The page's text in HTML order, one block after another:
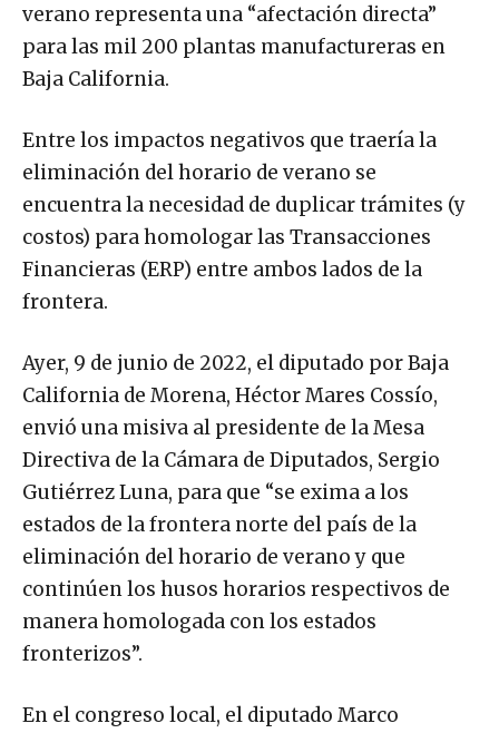
verano representa una “afectación directa”
para las mil 200 plantas manufactureras en
Baja California.
Entre los impactos negativos que traería la
eliminación del horario de verano se
encuentra la necesidad de duplicar trámites (y
costos) para homologar las Transacciones
Financieras (ERP) entre ambos lados de la
frontera.
Ayer, 9 de junio de 2022, el diputado por Baja
California de Morena, Héctor Mares Cossío,
envió una misiva al presidente de la Mesa
Directiva de la Cámara de Diputados, Sergio
Gutiérrez Luna, para que “se exima a los
estados de la frontera norte del país de la
eliminación del horario de verano y que
continúen los husos horarios respectivos de
manera homologada con los estados
fronterizos”.
En el congreso local, el diputado Marco